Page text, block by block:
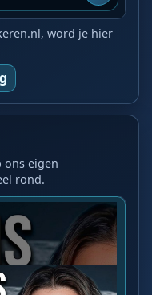
word je hier
ons eigen
rond.